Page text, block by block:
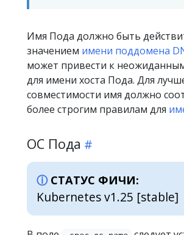
Имя Пода должно быть
значением имени поддомена
может привести к
для имени хоста Пода. Для
совместимости имя должно
более строгим правилам для
ОС Пода
СТАТУС ФИЧИ:
Kubernetes v1.25 [stable]